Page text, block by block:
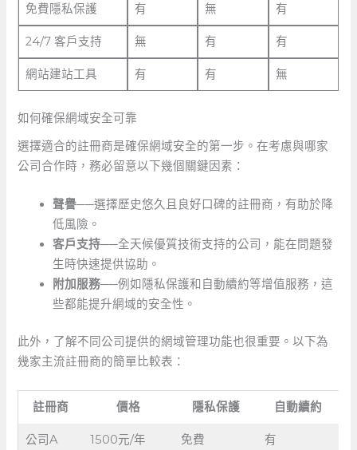
免費隱私保護 有 無 有
24/7 客戶支持 無 有 有
網站建站工具 有 有 無
如何確保網域安全可靠
選擇適合的註冊商是確保網域安全的第一步。在考慮與哪家
公司合作時，務必留意以下幾個關鍵因素：
聲譽──選擇歷史悠久且良好口碑的註冊商，有助於降
低風險。
客戶支持──全天候優質技術支持的公司，能在問題發
生時快速提供協助。
附加服務──例如隱私保護和自動續約等增值服務，這
些都能提升網域的安全性。
此外，了解不同公司提供的網域管理功能也很重要。以下為
幾家主流註冊商的簡單比較表：
註冊商 價格 隱私保護 自動續約
公司A 1500元/年 免費 有